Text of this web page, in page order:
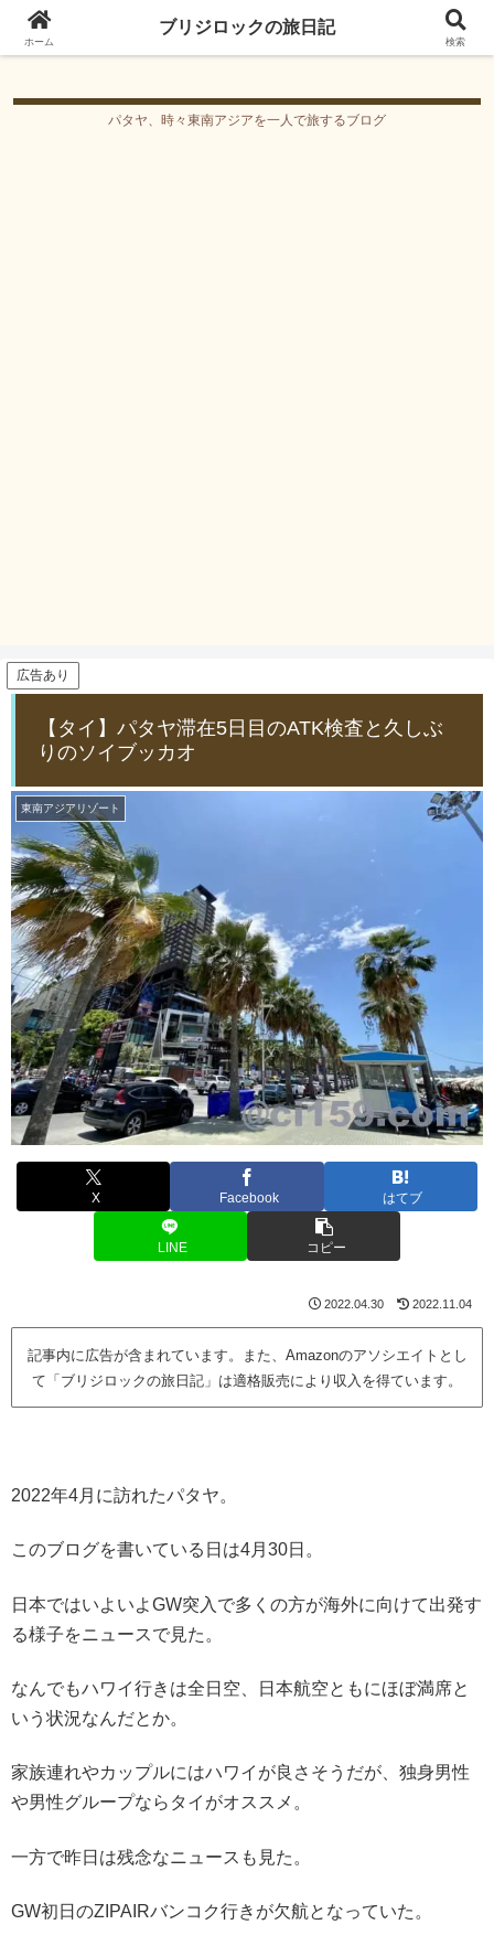
ブリジロックの旅日記
パタヤ、時々東南アジアを一人で旅するブログ
広告あり
【タイ】パタヤ滞在5日目のATK検査と久しぶ
りのソイブッカオ
東南アジアリゾート
X Facebook はてブ
LINE コピー
2022.04.30 2022.11.04
記事内に広告が含まれています。また、Amazonのアソシエイトとし
て「ブリジロックの旅日記」は適格販売により収入を得ています。
2022年4月に訪れたパタヤ。
このブログを書いている日は4月30日。
日本ではいよいよGW突入で多くの方が海外に向けて出発す
る様子をニュースで見た。
なんでもハワイ行きは全日空、日本航空ともにほぼ満席と
いう状況なんだとか。
家族連れやカップルにはハワイが良さそうだが、独身男性
や男性グループならタイがオススメ。
一方で昨日は残念なニュースも見た。
GW初日のZIPAIRバンコク行きが欠航となっていた。
ホーム
ブリジロックの旅日記
検索